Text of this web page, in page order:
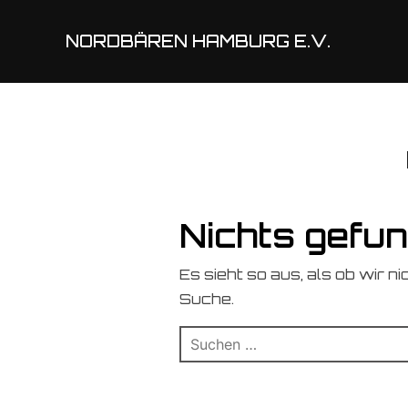
NORDBÄREN HAMBURG E.V.
Nichts
Es sieht so aus, als ob wir
Suche.
Suchen
nach: